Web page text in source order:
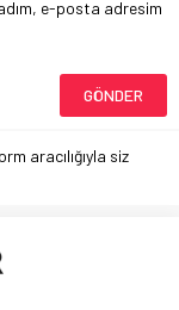
e-posta adresim
aracılığıyla siz